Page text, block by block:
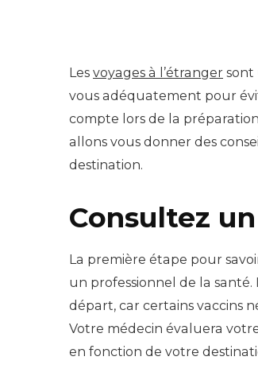
Les voyages à l’étranger sont
vous adéquatement pour
compte lors de la
allons vous donner des
destination.
Consultez
La première étape pour
un professionnel de la
départ, car certains vaccins
Votre médecin évaluera
en fonction de votre